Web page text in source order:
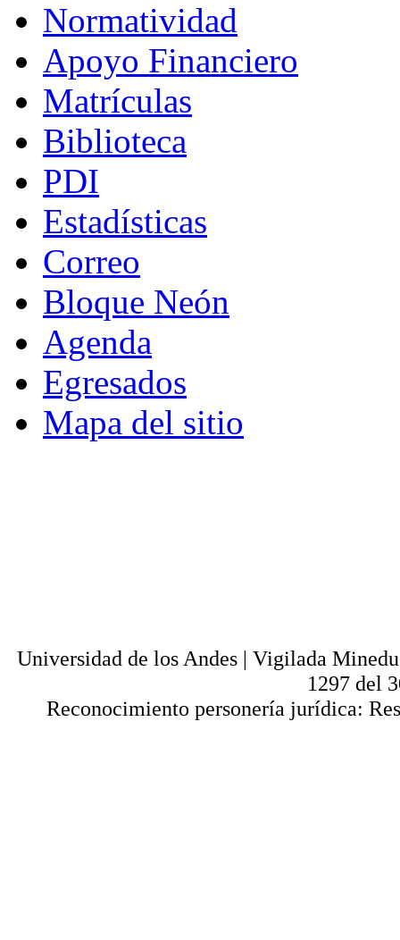
Normatividad
Apoyo Financiero
Matrículas
Biblioteca
PDI
Estadísticas
Correo
Bloque Neón
Agenda
Egresados
Mapa del sitio
Universidad de los Andes | Vigilada
1297 del
Reconocimiento personería jurídica: